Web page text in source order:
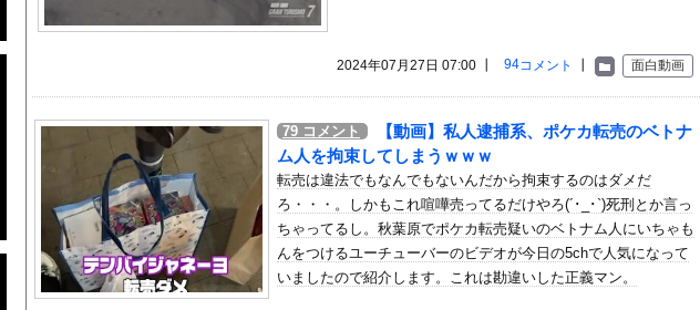
【衝撃】「かわいい虫」ランキング、ついに発表される
高市首相の熊本視察動画にケチを付けたタレント、「正体バレバレよな」と黒電話の呼び方で...
【議論】ゆうこりんって･･･
アジア杯までの半年間森保監督にやらせるのはまじでなんで？
外国人「2026年バロンドールは誰が受賞すべき?」エンバペ、今季無冠でも初受賞か!?...
注文住宅を建てたんだけど、２年近く待たされた挙げ句、追加費用1400万請求された。流...
【衝撃動画】自転車乗り、とんでもない事故を起こしてしまう…怖すぎる…
面白動画
94コメント
2024年07月27日 07:00 ┃
79 コメント
【動画】私人逮捕系、ポケカ転売のベトナ
ム人を拘束してしまうｗｗｗ
転売は違法でもなんでもないんだから拘束するのはダメだ
ろ・・・。しかもこれ喧嘩売ってるだけやろ(´･_･`)死刑とか言っ
ちゃってるし。秋葉原でポケカ転売疑いのベトナム人にいちゃも
んをつけるユーチューバーのビデオが今日の5chで人気になって
いましたので紹介します。これは勘違いした正義マン。